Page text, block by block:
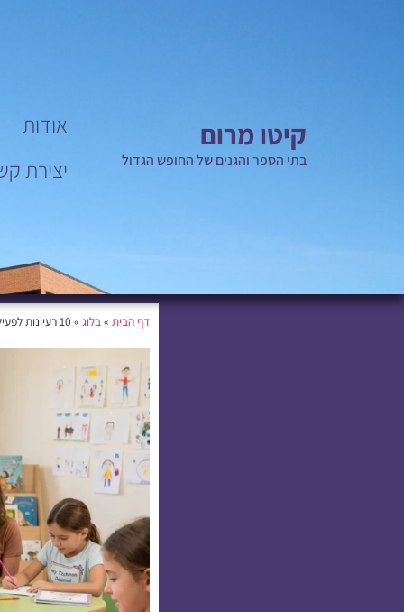
קיטו מרום
בתי הספר והגנים של החופש הגדול
אודות
יצירת
דף הבית »בלוג » 10 רעיונות לפעילויות יצירתיות בצהרונים